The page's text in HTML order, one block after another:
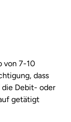
von 7-10
dass
die Debit- oder
getätigt